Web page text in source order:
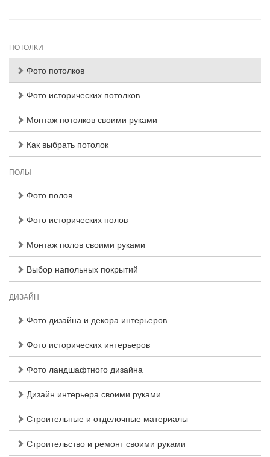
ПОТОЛКИ
Фото потолков
Фото исторических потолков
Монтаж потолков своими руками
Как выбрать потолок
ПОЛЫ
Фото полов
Фото исторических полов
Монтаж полов своими руками
Выбор напольных покрытий
ДИЗАЙН
Фото дизайна и декора интерьеров
Фото исторических интерьеров
Фото ландшафтного дизайна
Дизайн интерьера своими руками
Строительные и отделочные материалы
Строительство и ремонт своими руками